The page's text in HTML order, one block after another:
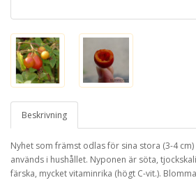
Beskrivning
Nyhet som främst odlas för sina stora (3-4
används i hushållet. Nyponen är söta,
färska, mycket vitaminrika (högt C-vit.).